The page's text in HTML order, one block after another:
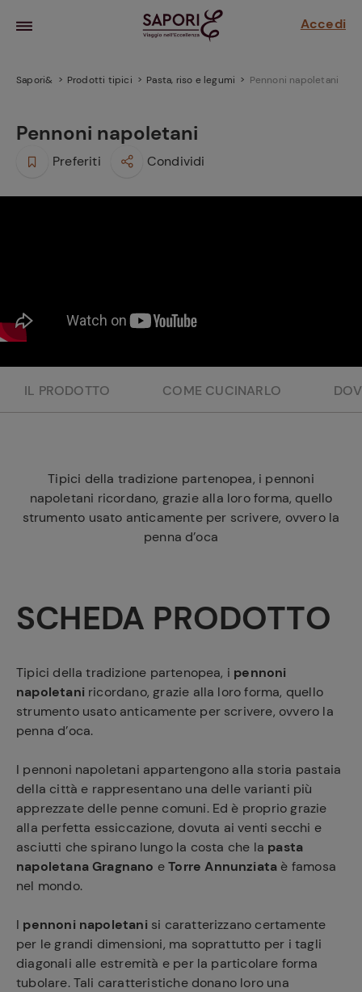
Accedi
e
Sapori& Prodotti tipici Pasta, riso e legumi Pennoni napoletani
Pennoni napoletani
Preferiti Condividi
IL PRODOTTO COME CUCINARLO
Tipici della tradizione partenopea, i pennoni
napoletani ricordano, grazie alla loro forma, quello
strumento usato anticamente per scrivere, ovvero la
penna d’oca
SCHEDA PRODOTTO
Tipici della tradizione partenopea, i pennoni
napoletani ricordano, grazie alla loro forma, quello
strumento usato anticamente per scrivere, ovvero la
penna d’oca.
I pennoni napoletani appartengono alla storia pastaia
della città e rappresentano una delle varianti più
apprezzate delle penne comuni. Ed è proprio grazie
alla perfetta essiccazione, dovuta ai venti secchi e
asciutti che spirano lungo la costa che la pasta
napoletana Gragnano eTorre Annunziata è famosa
nel mondo.
I pennoni napoletanisi caratterizzano certamente
per le grandi dimensioni, ma soprattutto per i tagli
diagonali alle estremità e per la particolare forma
tubolare. Tali caratteristiche donano loro una